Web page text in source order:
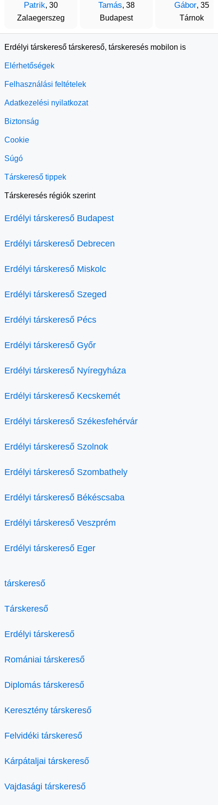
Patrik, 30
Zalaegerszeg
Tamás, 38
Budapest
Gábor, 35
Tárnok
Erdélyi társkereső társkereső, társkeresés mobilon is
Elérhetőségek
Felhasználási feltételek
Adatkezelési nyilatkozat
Biztonság
Cookie
Súgó
Társkereső tippek
Társkeresés régiók szerint
Erdélyi társkereső Budapest
Erdélyi társkereső Debrecen
Erdélyi társkereső Miskolc
Erdélyi társkereső Szeged
Erdélyi társkereső Pécs
Erdélyi társkereső Győr
Erdélyi társkereső Nyíregyháza
Erdélyi társkereső Kecskemét
Erdélyi társkereső Székesfehérvár
Erdélyi társkereső Szolnok
Erdélyi társkereső Szombathely
Erdélyi társkereső Békéscsaba
Erdélyi társkereső Veszprém
Erdélyi társkereső Eger
társkereső
Társkereső
Erdélyi társkereső
Romániai társkereső
Diplomás társkereső
Keresztény társkereső
Felvidéki társkereső
Kárpátaljai társkereső
Vajdasági társkereső